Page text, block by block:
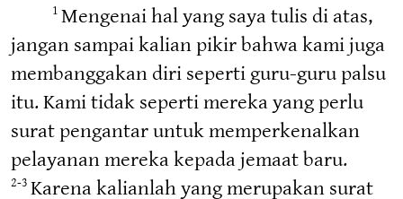
1 Mengenai hal yang saya tulis di atas,
jangan sampai kalian pikir bahwa kami juga
membanggakan diri seperti guru-guru palsu
itu. Kami tidak seperti mereka yang perlu
surat pengantar untuk memperkenalkan
pelayanan mereka kepada jemaat baru.
2-3 Karena kalianlah yang merupakan surat